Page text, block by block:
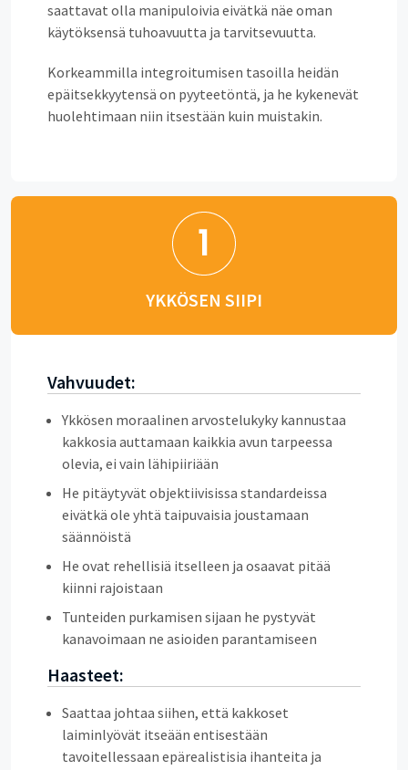
saattavat olla manipuloivia eivätkä näe oman
käytöksensä tuhoavuutta ja tarvitsevuutta.
Korkeammilla integroitumisen tasoilla heidän
epäitsekkyytensä on pyyteetöntä, ja he kykenevät
huolehtimaan niin itsestään kuin muistakin.
YKKÖSEN SIIPI
Vahvuudet:
Ykkösen moraalinen arvostelukyky kannustaa
kakkosia auttamaan kaikkia avun tarpeessa
olevia, ei vain lähipiiriään
He pitäytyvät objektiivisissa standardeissa
eivätkä ole yhtä taipuvaisia joustamaan
säännöistä
He ovat rehellisiä itselleen ja osaavat pitää
kiinni rajoistaan
Tunteiden purkamisen sijaan he pystyvät
kanavoimaan ne asioiden parantamiseen
Haasteet:
Saattaa johtaa siihen, että kakkoset
laiminlyövät itseään entisestään
tavoitellessaan epärealistisia ihanteita ja